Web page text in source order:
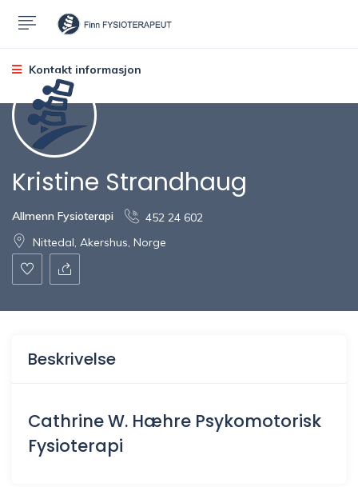
Kontakt informasjon
Kristine Strandhaug
Allmenn Fysioterapi
452 24 602
Nittedal, Akershus, Norge
Beskrivelse
Cathrine W. Hæhre Psykomotorisk
Fysioterapi